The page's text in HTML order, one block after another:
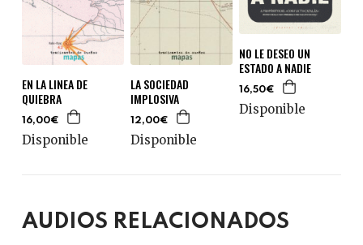
EN LA LINEA DE
QUIEBRA
16,00€
Disponible
LA SOCIEDAD
IMPLOSIVA
12,00€
Disponible
NO LE DESEO UN
ESTADO A NADIE
16,50€
Disponible
AUDIOS RELACIONADOS